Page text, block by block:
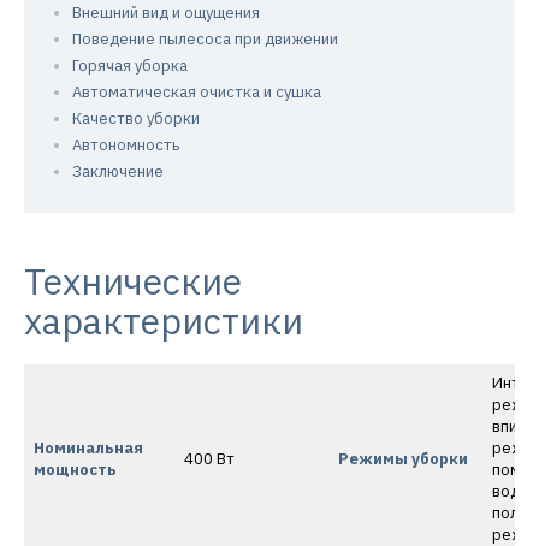
Внешний вид и ощущения
Поведение пылесоса при движении
Горячая уборка
Автоматическая очистка и сушка
Качество уборки
Автономность
Заключение
Технические
характеристики
Номинальная
мощность
400 Вт Режимы уборки
воды,